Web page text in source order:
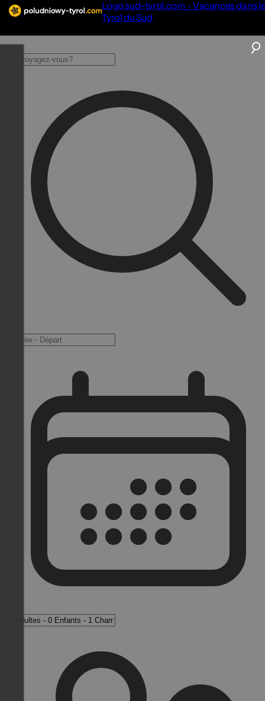
Logo sud-tyrol.com - Vacances dans
Tyrol du Sud